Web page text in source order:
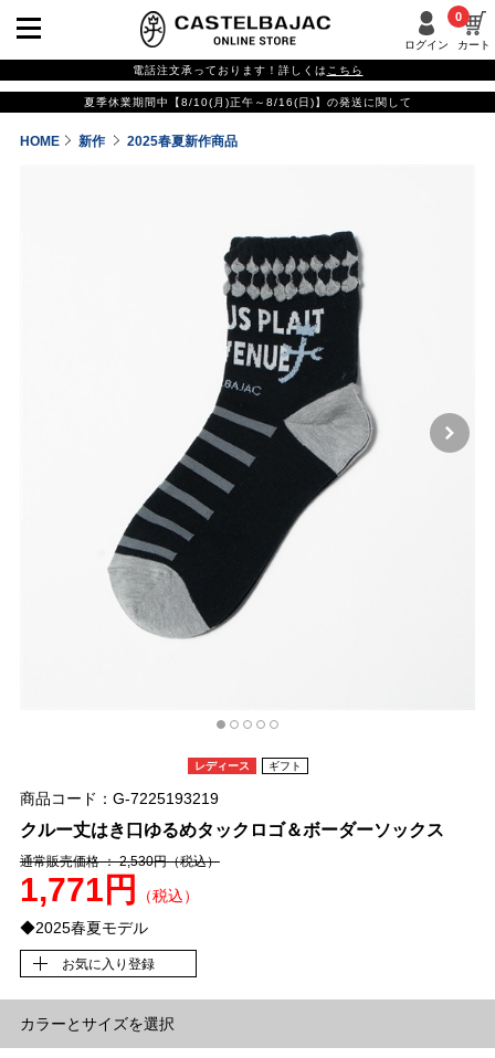
ログイン カート
0
電話注文承っております！詳しくは こちら
夏季休業期間中【8/10(月)正午～8/16(日)】の発送に関して
HOME 新作 2025春夏新作商品
レディース ギフト
商品コード：G-7225193219
クルー丈はき口ゆるめタックロゴ＆ボーダーソックス
通常販売価格 ： 2,530円（税込）
1,771円
（税込）
◆2025春夏モデル
お気に入り登録
カラーとサイズを選択